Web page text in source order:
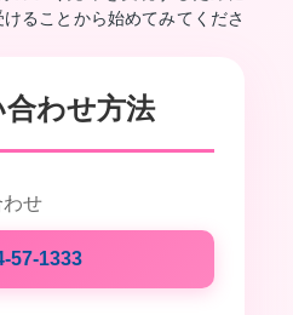
ることから始めてみてくださ
わせ方法
せ
57-1333